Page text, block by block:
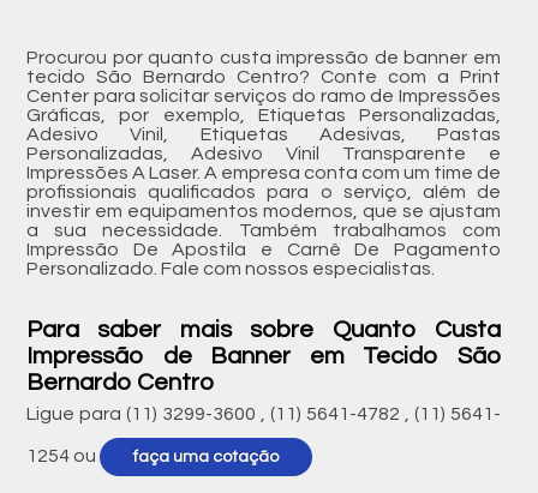
Procurou por quanto custa impressão de banner em
tecido São Bernardo Centro? Conte com a Print
Center para solicitar serviços do ramo de Impressões
Gráficas, por exemplo, Etiquetas Personalizadas,
Adesivo Vinil, Etiquetas Adesivas, Pastas
Personalizadas, Adesivo Vinil Transparente e
Impressões A Laser. A empresa conta com um time de
profissionais qualificados para o serviço, além de
investir em equipamentos modernos, que se ajustam
a sua necessidade. Também trabalhamos com
Impressão De Apostila e Carnê De Pagamento
Personalizado. Fale com nossos especialistas.
Para saber mais sobre Quanto Custa
Impressão de Banner em Tecido São
Bernardo Centro
Ligue para (11) 3299-3600 ,(11) 5641-4782 ,(11) 5641-
1254 ou faça uma cotação